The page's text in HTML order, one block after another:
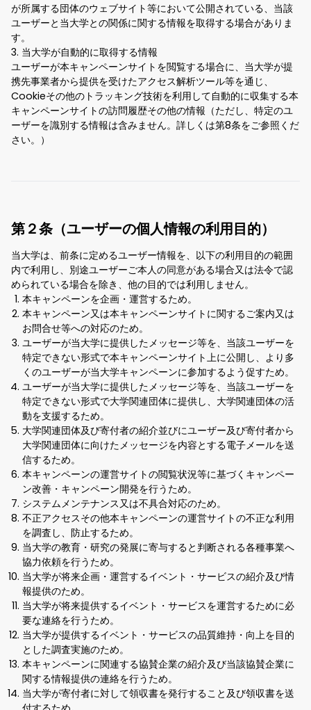
が所属する団体のウェブサイト等において公開されている、当該
ユーザーと当大学との関係に関する情報を取得する場合がありま
す。
3. 当大学が自動的に取得する情報
ユーザーが本キャンペーンサイトを閲覧する場合に、当大学が提
携先事業者から提供を受けたアクセス解析ツール等を通じ、
Cookieその他のトラッキング技術を利用して自動的に収集する本
キャンペーンサイトの訪問履歴その他の情報（ただし、特定のユ
ーザーを識別する情報は含みません。詳しくは第8条をご参照くだ
さい。）
第２条（ユーザーの個人情報の利用目的）
当大学は、前条に定めるユーザー情報を、以下の利用目的の範囲
内で利用し、別途ユーザーご本人の同意がある場合又は法令で認
められている場合を除き、他の目的では利用しません。
本キャンペーンを企画・運営するため。
本キャンペーン又は本キャンペーンサイトに関するご案内又は
お問合せ等への対応のため。
ユーザーが当大学に提供したメッセージ等を、当該ユーザーを
特定できない形式で本キャンペーンサイト上に公開し、より多
くのユーザーが当大学キャンペーンに参加するよう促すため。
ユーザーが当大学に提供したメッセージ等を、当該ユーザーを
特定できない形式で大学関連団体に提供し、大学関連団体の活
動を支援するため。
大学関連団体及び寄付者の紹介並びにユーザー及び寄付者から
大学関連団体に向けたメッセージを内容とする電子メールを送
信するため。
本キャンペーンの運営サイトの閲覧状況等に基づくキャンペー
ン改善・キャンペーン開発を行うため。
システムメンテナンス又は不具合対応のため。
不正アクセスその他本キャンペーンの運営サイトの不正な利用
を調査し、防止するため。
当大学の教育・研究の発展に寄与すると判断される各種事業へ
協力依頼を行うため。
当大学が将来企画・運営するイベント・サービスの紹介及び情
報提供のため。
当大学が将来提供するイベント・サービスを運営するために必
要な連絡を行うため。
当大学が提供するイベント・サービスの品質維持・向上を目的
とした調査実施のため。
本キャンペーンに関連する協賛企業の紹介及び当該協賛企業に
関する情報提供の連絡を行うため。
当大学が寄付者に対して領収書を発行すること及び領収書を送